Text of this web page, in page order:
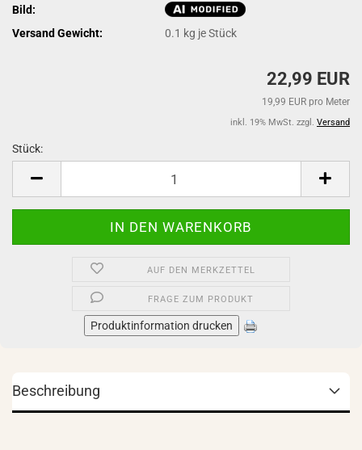
Bild:
Versand Gewicht:
0.1 kg je Stück
22,99 EUR
19,99 EUR pro Meter
inkl. 19% MwSt. zzgl. Versand
Stück:
AUF DEN MERKZETTEL
FRAGE ZUM PRODUKT
Produktinformation drucken
Beschreibung